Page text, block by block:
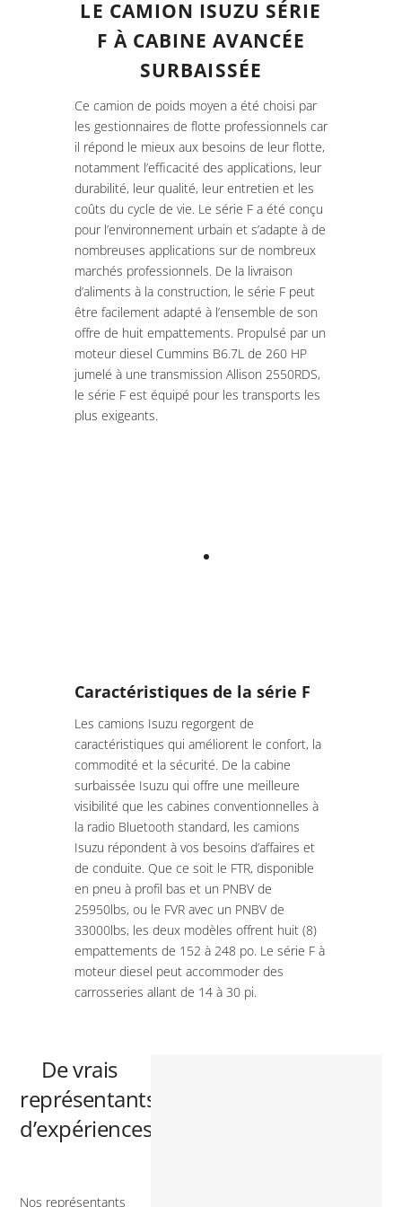
LE CAMION ISUZU SÉRIE
F À CABINE AVANCÉE
SURBAISSÉE
Ce camion de poids moyen a été choisi par
les gestionnaires de flotte professionnels car
il répond le mieux aux besoins de leur flotte,
notamment l’efficacité des applications, leur
durabilité, leur qualité, leur entretien et les
coûts du cycle de vie. Le série F a été conçu
pour l’environnement urbain et s’adapte à de
nombreuses applications sur de nombreux
marchés professionnels. De la livraison
d’aliments à la construction, le série F peut
être facilement adapté à l’ensemble de son
offre de huit empattements. Propulsé par un
moteur diesel Cummins B6.7L de 260 HP
jumelé à une transmission Allison 2550RDS,
le série F est équipé pour les transports les
plus exigeants.
Caractéristiques de la série F
Les camions Isuzu regorgent de
caractéristiques qui améliorent le confort, la
commodité et la sécurité. De la cabine
surbaissée Isuzu qui offre une meilleure
visibilité que les cabines conventionnelles à
la radio Bluetooth standard, les camions
Isuzu répondent à vos besoins d’affaires et
de conduite. Que ce soit le FTR, disponible
en pneu à profil bas et un PNBV de
25950lbs, ou le FVR avec un PNBV de
33000lbs, les deux modèles offrent huit (8)
empattements de 152 à 248 po. Le série F à
moteur diesel peut accommoder des
carrosseries allant de 14 à 30 pi.
De vrais
représentants
d’expériences
Nos représentants